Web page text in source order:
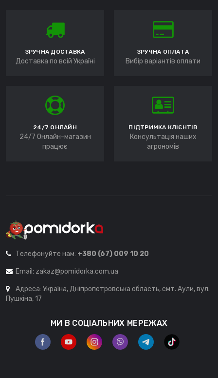
ЗРУЧНА ДОСТАВКА
Доставка по всій Україні
ЗРУЧНА ОПЛАТА
Вибір варіантів оплати
24/7 ОНЛАЙН
24/7 Онлайн-магазин
працює
ПІДТРИМКА КЛІЄНТІВ
Консультація наших
агрономів
Телефонуйте нам: +380 (67) 009 10 20
Email: zakaz@pomidorka.com.ua
Адреса: Україна, Дніпропетровська область, смт. Аули, вул.
Пушкіна, 17
МИ В СОЦІАЛЬНИХ МЕРЕЖАХ